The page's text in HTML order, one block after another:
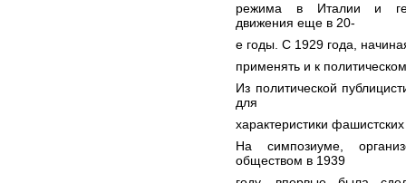
режима в Италии и
движения еще в 20-
е годы. С 1929 года,
применять и к
Из политической
для
характеристики
На симпозиуме,
обществом в 1939